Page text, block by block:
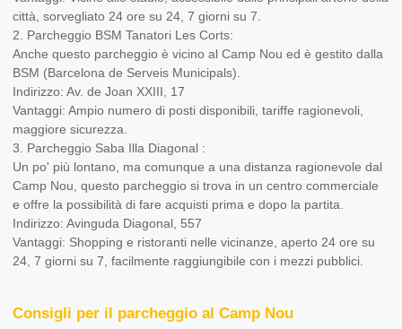
città, sorvegliato 24 ore su 24, 7 giorni su 7.
2. Parcheggio BSM Tanatori Les Corts:
Anche questo parcheggio è vicino al Camp Nou ed è gestito dalla
BSM (Barcelona de Serveis Municipals).
Indirizzo: Av. de Joan XXIII, 17
Vantaggi: Ampio numero di posti disponibili, tariffe ragionevoli,
maggiore sicurezza.
3. Parcheggio Saba Illa Diagonal :
Un po' più lontano, ma comunque a una distanza ragionevole dal
Camp Nou, questo parcheggio si trova in un centro commerciale
e offre la possibilità di fare acquisti prima e dopo la partita.
Indirizzo: Avinguda Diagonal, 557
Vantaggi: Shopping e ristoranti nelle vicinanze, aperto 24 ore su
24, 7 giorni su 7, facilmente raggiungibile con i mezzi pubblici.
Consigli per il parcheggio al Camp Nou